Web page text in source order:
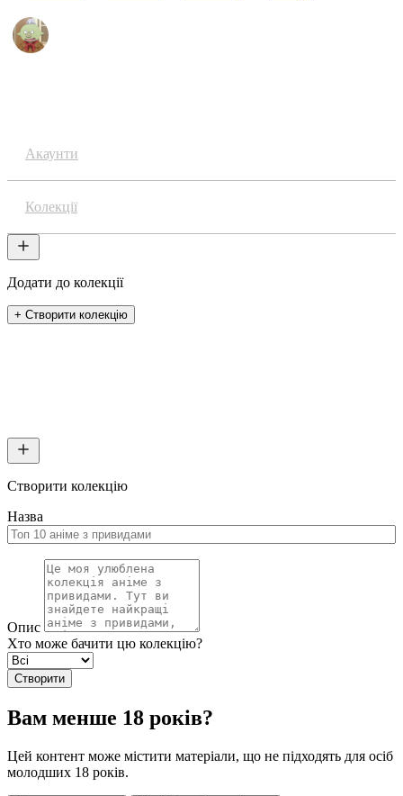
Акаунти
Колекції
Додати до колекції
+ Створити колекцію
Створити колекцію
Назва
Опис
Хто може бачити цю колекцію?
Створити
Вам менше 18 років?
Цей контент може містити матеріали, що не підходять для осіб
молодших 18 років.